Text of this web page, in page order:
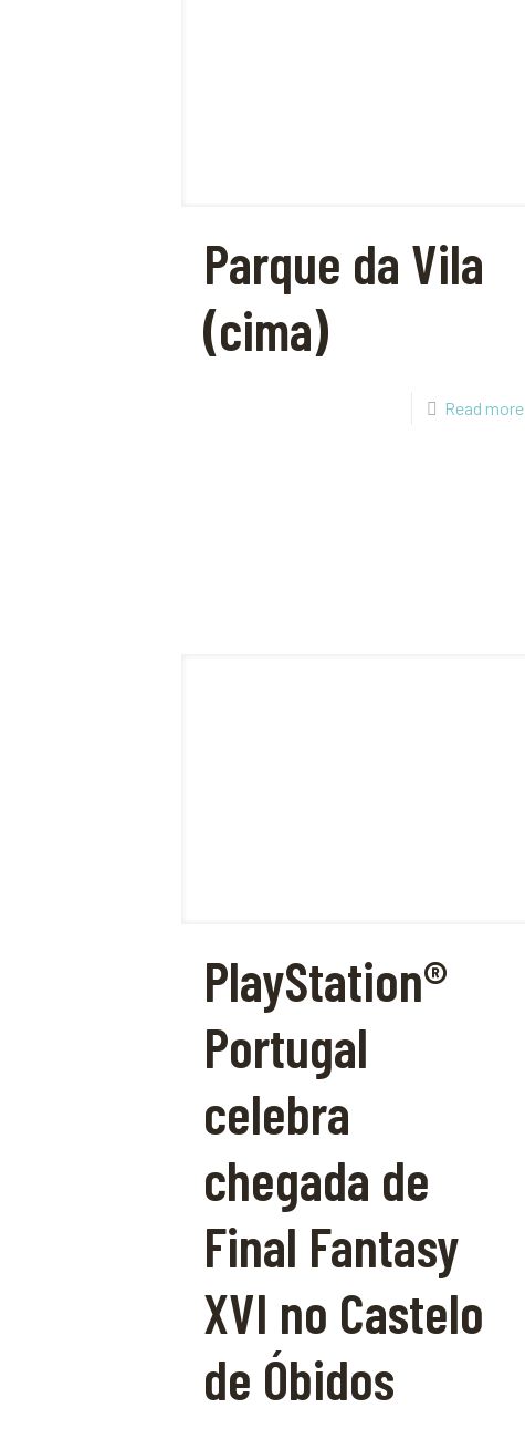
Parque da Vila
(cima)
Read more
PlayStation®
Portugal
celebra
chegada de
Final Fantasy
XVI no Castelo
de Óbidos